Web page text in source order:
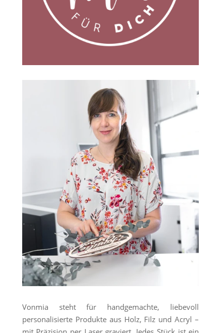
Vonmia steht für handgemachte, liebevoll
personalisierte Produkte aus Holz, Filz und Acryl –